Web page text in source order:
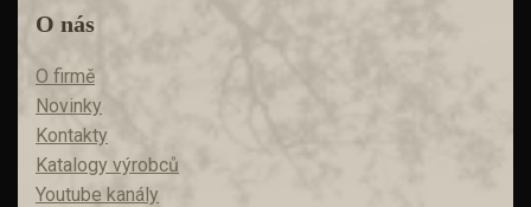
O nás
O firmě
Novinky
Kontakty
Katalogy výrobců
Youtube kanály